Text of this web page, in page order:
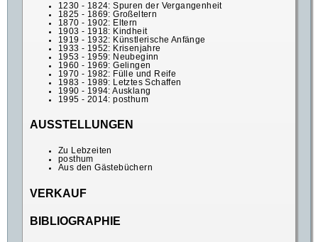
1230 - 1824: Spuren der Vergangenheit
1825 - 1869: Großeltern
1870 - 1902: Eltern
1903 - 1918: Kindheit
1919 - 1932: Künstlerische Anfänge
1933 - 1952: Krisenjahre
1953 - 1959: Neubeginn
1960 - 1969: Gelingen
1970 - 1982: Fülle und Reife
1983 - 1989: Letztes Schaffen
1990 - 1994: Ausklang
1995 - 2014: posthum
AUSSTELLUNGEN
Zu Lebzeiten
posthum
Aus den Gästebüchern
VERKAUF
BIBLIOGRAPHIE